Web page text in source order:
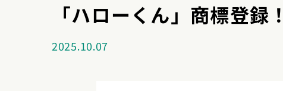
「ハローくん」商標登録！
2025.10.07